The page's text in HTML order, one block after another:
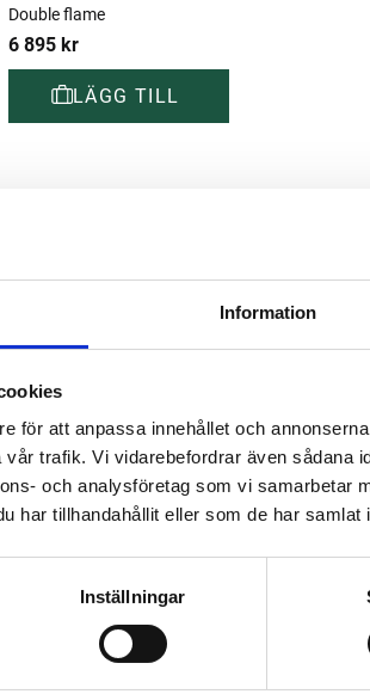
Information
för att anpassa innehållet och
trafik. Vi vidarebefordrar även sådana
och analysföretag som vi samarbetar
har tillhandahållit eller som de har
Inställningar
Double flame
6 895kr